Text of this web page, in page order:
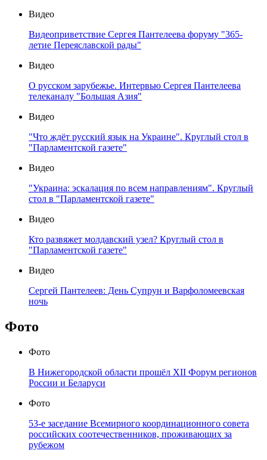
Видео
Видеоприветствие Сергея Пантелеева форуму "365-
летие Переяславской рады"
Видео
О русском зарубежье. Интервью Сергея Пантелеева
телеканалу "Большая Азия"
Видео
"Что ждёт русский язык на Украине". Круглый стол в
"Парламентской газете"
Видео
"Украина: эскалация по всем направлениям". Круглый
стол в "Парламентской газете"
Видео
Кто развяжет молдавский узел? Круглый стол в
"Парламентской газете"
Видео
Сергей Пантелеев: День Супрун и Варфоломеевская
ночь
Фото
Фото
В Нижегородской области прошёл XII Форум регионов
России и Беларуси
Фото
53-е заседание Всемирного координационного совета
российских соотечественников, проживающих за
рубежом